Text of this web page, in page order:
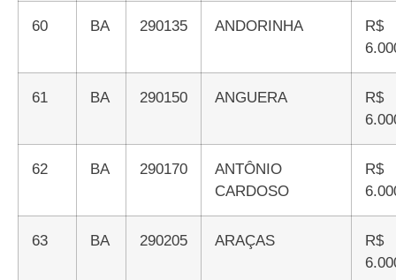
60 BA 290135 ANDORINHA
R$
61 BA 290150 ANGUERA
R$
62 BA 290170
ANTÔNIO
CARDOSO
R$
63 BA 290205 ARAÇAS
R$